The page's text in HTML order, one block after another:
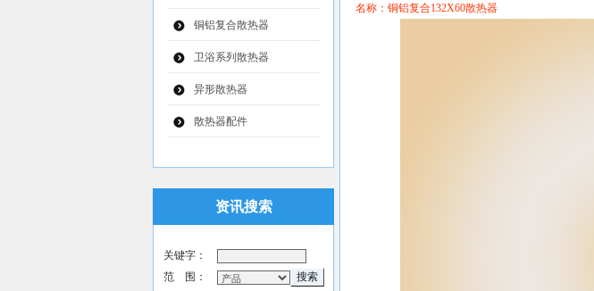
铜铝复合散热器
卫浴系列散热器
异形散热器
散热器配件
资讯搜索
关键字：
范 围：
名称：铜铝复合132X60散热器